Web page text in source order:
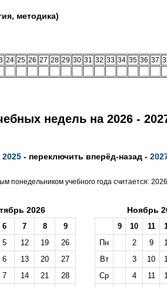
методика)
24 25 26 27 28 29 30 31 32 33 34 35 36 37
недель на 2026 -
2025- переключить вперёд-назад -
понедельником учебного года считается:
2026
6 7 8
9
5 12 19
26
6 13 20
27
7 14 21
28
Ноябрь
9 10 11
Пн
2 9
Вт
3 10
Ср
4 11